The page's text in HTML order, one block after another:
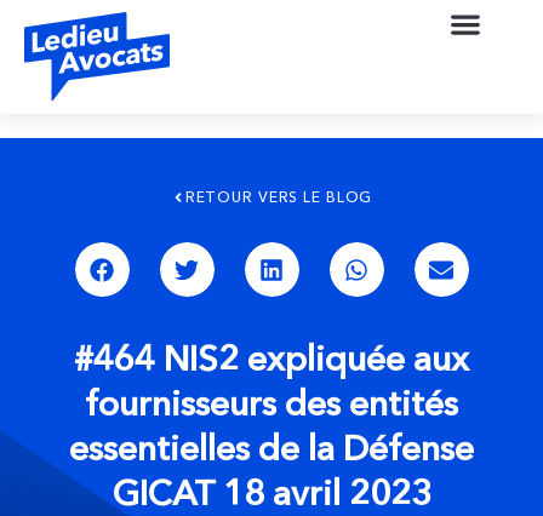
RETOUR VERS LE BLOG
#464 NIS2 expliquée aux
fournisseurs des entités
essentielles de la Défense
GICAT 18 avril 2023